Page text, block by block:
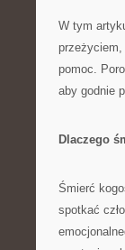
W tym
pomoc.
aby godnie
Dlaczego
Śmierć
spotkać